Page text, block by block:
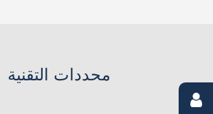
محددات التقنية